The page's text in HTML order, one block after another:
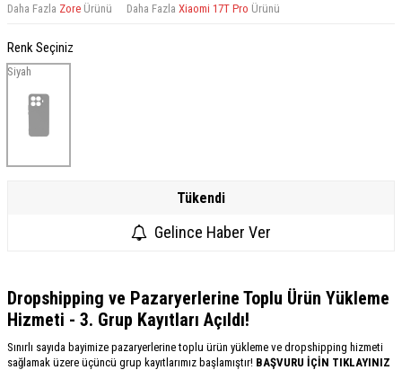
Daha Fazla Zore Ürünü Daha Fazla Xiaomi 17T Pro Ürünü
Renk Seçiniz
Siyah
Tükendi
Gelince Haber Ver
Dropshipping ve Pazaryerlerine Toplu Ürün Yükleme
Hizmeti - 3. Grup Kayıtları Açıldı!
Sınırlı sayıda bayimize pazaryerlerine toplu ürün yükleme ve dropshipping hizmeti
sağlamak üzere üçüncü grup kayıtlarımız başlamıştır! BAŞVURU İÇİN TIKLAYINIZ